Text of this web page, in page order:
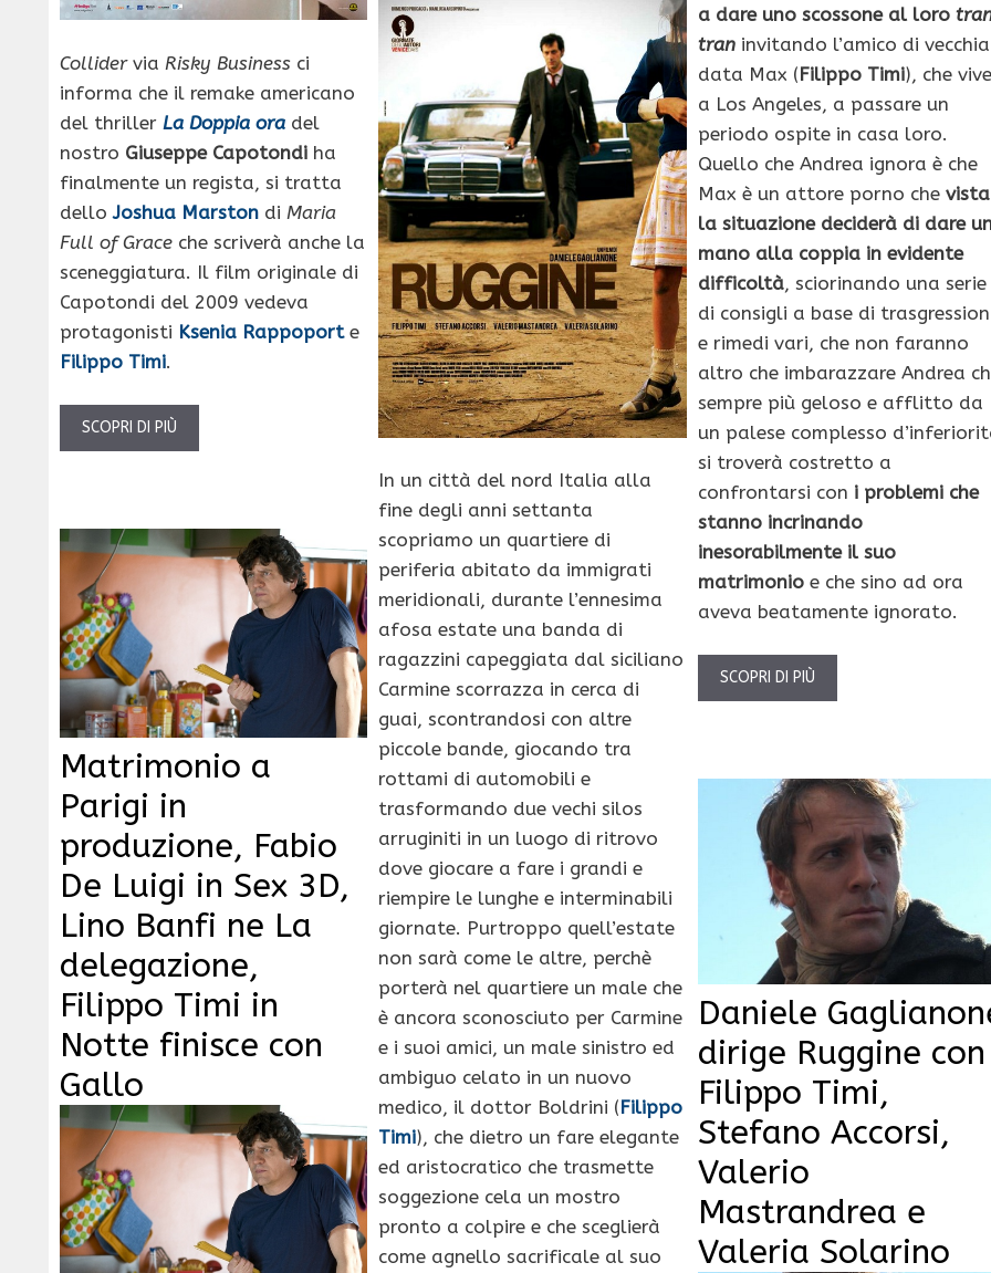
a dare uno scossone al loro
traninvitando l’amico di vecchia
data Max (Filippo Timi), che vive
a Los Angeles, a passare un
periodo ospite in casa loro.
Quello che Andrea ignora è che
Max è un attore porno che vista
la situazione deciderà di dare
mano alla coppia in evidente
difficoltà, sciorinando una serie
di consigli a base di
e rimedi vari, che non faranno
altro che imbarazzare Andrea
sempre più geloso e afflitto da
un palese complesso
si troverà costretto a
confrontarsi con i problemi che
stanno incrinando
inesorabilmente il suo
matrimonioe che sino ad ora
aveva beatamente ignorato.
SCOPRI DI PIÙ
Collidervia Risky Business ci
informa che il remake americano
del thriller La Doppia ora del
nostro Giuseppe Capotondi ha
finalmente un regista, si tratta
delloJoshua Marston di Maria
Full of Grace che scriverà anche la
sceneggiatura. Il film originale di
Capotondi del 2009 vedeva
protagonisti Ksenia Rappoporte
Filippo Timi.
SCOPRI DI PIÙ
In un città del nord Italia alla
fine degli anni settanta
scopriamo un quartiere di
periferia abitato da immigrati
meridionali, durante l’ennesima
afosa estate una banda di
ragazzini capeggiata dal siciliano
Carmine scorrazza in cerca di
guai, scontrandosi con altre
piccole bande, giocando tra
rottami di automobili e
trasformando due vechi silos
arruginiti in un luogo di ritrovo
dove giocare a fare i grandi e
riempire le lunghe e interminabili
giornate. Purtroppo quell’estate
non sarà come le altre, perchè
porterà nel quartiere un male che
è ancora sconosciuto per Carmine
e i suoi amici, un male sinistro ed
ambiguo celato in un nuovo
medico, il dottor Boldrini (Filippo
Timi), che dietro un fare elegante
ed aristocratico che trasmette
soggezione cela un mostro
pronto a colpire e che sceglierà
come agnello sacrificale al suo
Matrimonio a
Parigi in
produzione, Fabio
De Luigi in Sex 3D,
Lino Banfi ne La
delegazione,
Filippo Timi in
Notte finisce con
Gallo
Daniele
dirige Ruggine con
Filippo Timi,
Stefano Accorsi,
Valerio
Mastrandrea e
Valeria Solarino